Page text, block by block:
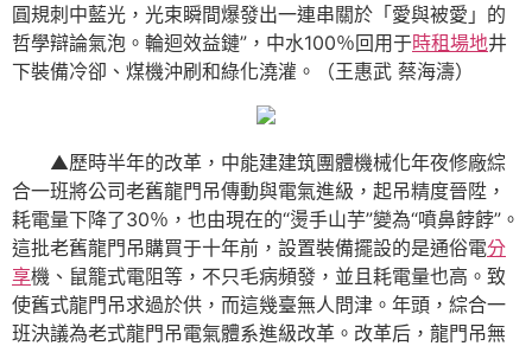
圓規刺中藍光，光束瞬間爆發出一連串關於「愛與被愛」的
哲學辯論氣泡。輪迴效益鏈”，中水100％回用于時租場地井
下裝備冷卻、煤機沖刷和綠化澆灌。（王惠武 蔡海濤）
▲歷時半年的改革，中能建建筑團體機械化年夜修廠綜
合一班將公司老舊龍門吊傳動與電氣進級，起吊精度晉陞，
耗電量下降了30％，也由現在的“燙手山芋”變為“噴鼻餑餑”。
這批老舊龍門吊購買于十年前，設置裝備擺設的是通俗電分
享機、鼠籠式電阻等，不只毛病頻發，並且耗電量也高。致
使舊式龍門吊求過於供，而這幾臺無人問津。年頭，綜合一
班決議為老式龍門吊電氣體系進級改革。改革后，龍門吊無